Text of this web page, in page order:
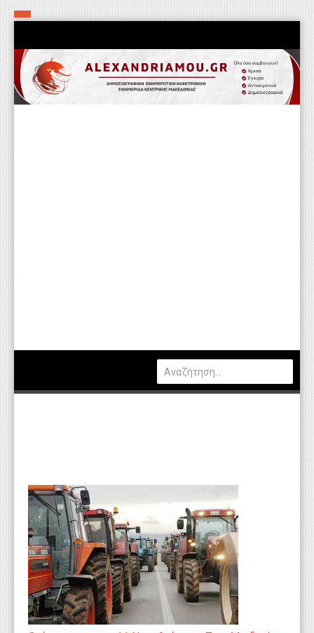
Αρχική
Τα εν δήμω εν οίκω
Πολιτιστικά-Εκκλησιαστικά
Καιρός
Εκπαίδευση
Υγεία
Γενικά
Βιβλιοθήκη Απόψεων
Κυτίο Παραπόνων Πολιτών